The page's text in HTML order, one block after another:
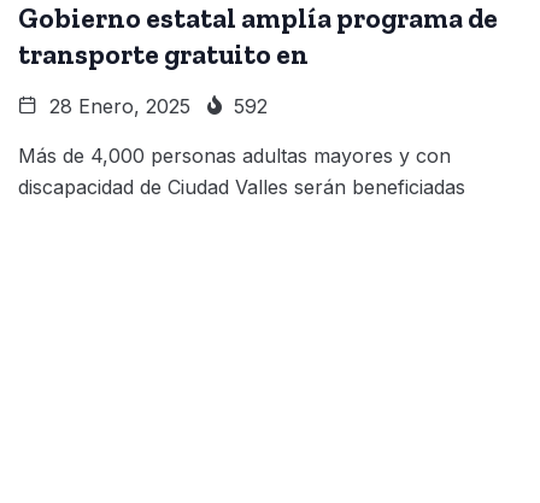
Gobierno estatal amplía programa de
transporte gratuito en
28 Enero, 2025 592
Más de 4,000 personas adultas mayores y con
discapacidad de Ciudad Valles serán beneficiadas